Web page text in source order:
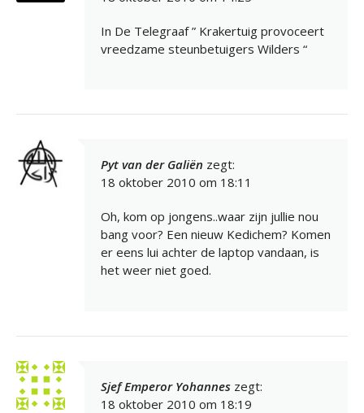
In De Telegraaf ” Krakertuig provoceert
vreedzame steunbetuigers Wilders “
Pyt van der Galiën zegt:
18 oktober 2010 om 18:11
Oh, kom op jongens..waar zijn jullie nou
bang voor? Een nieuw Kedichem? Komen
er eens lui achter de laptop vandaan, is
het weer niet goed.
Sjef Emperor Yohannes zegt:
18 oktober 2010 om 18:19